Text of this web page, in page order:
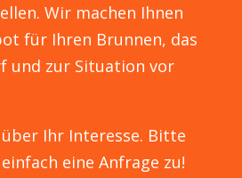
Wir machen Ihnen
für Ihren Brunnen, das
und zur Situation vor
Ihr Interesse. Bitte
eine Anfrage zu!